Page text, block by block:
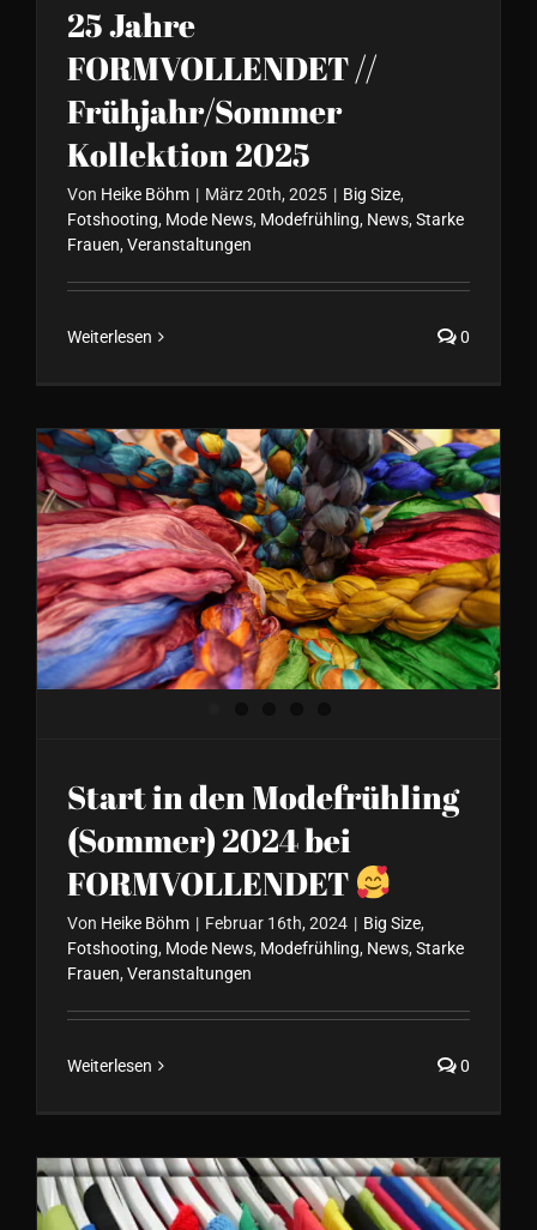
25 Jahre
FORMVOLLENDET //
Frühjahr/Sommer
Kollektion 2025
Von Heike Böhm | März 20th, 2025 | Big Size,
Fotshooting, Mode News, Modefrühling, News, Starke
Frauen, Veranstaltungen
Weiterlesen 0
Start in den Modefrühling
(Sommer) 2024 bei
FORMVOLLENDET
Start in den Modefrühling
(Sommer) 2024 bei
FORMVOLLENDET
Von Heike Böhm | Februar 16th, 2024 | Big Size,
Fotshooting, Mode News, Modefrühling, News, Starke
Frauen, Veranstaltungen
Weiterlesen 0